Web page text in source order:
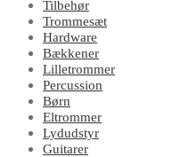
Tilbehør
Trommesæt
Hardware
Bækkener
Lilletrommer
Percussion
Børn
Eltrommer
Lydudstyr
Guitarer